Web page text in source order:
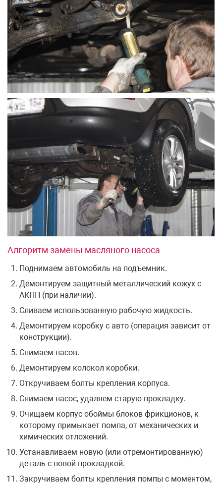
Алгоритм замены масляного насоса
Поднимаем автомобиль на подъемник.
Демонтируем защитный металлический кожух с
АКПП (при наличии).
Сливаем использованную рабочую жидкость.
Демонтируем коробку с авто (операция зависит от
конструкции).
Снимаем насов.
Демонтируем колокол коробки.
Откручиваем болты крепления корпуса.
Снимаем насос, удаляем старую прокладку.
Очищаем корпус обоймы блоков фрикционов, к
которому примыкает помпа, от механических и
химических отложений.
Устанавливаем новую (или отремонтированную)
деталь с новой прокладкой.
Закручиваем болты крепления помпы с моментом,